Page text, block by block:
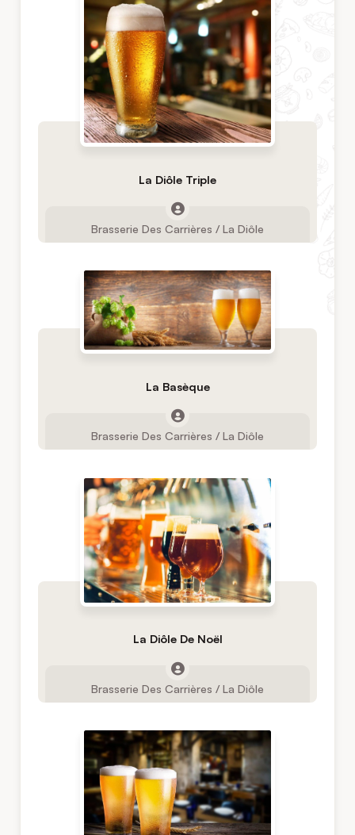
La Diôle Triple
Brasserie Des Carrières / La Diôle
La Basèque
Brasserie Des Carrières / La Diôle
La Diôle De Noël
Brasserie Des Carrières / La Diôle